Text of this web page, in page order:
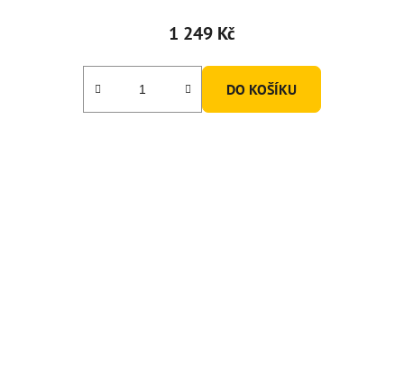
1 249 Kč
DO KOŠÍKU